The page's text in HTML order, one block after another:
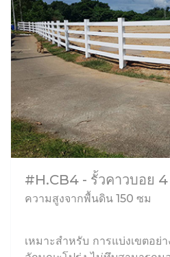
#H.CB4 - รั้วคาวบอย
ความสูงจากพื้นดิน 150 ซม
เหมาะสำหรับ การแบ่งเขตอย่